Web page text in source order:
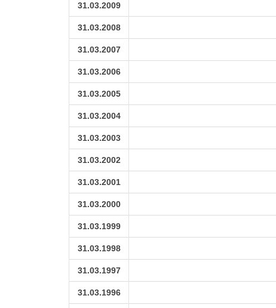
31.03.2009
31.03.2008
31.03.2007
31.03.2006
31.03.2005
31.03.2004
31.03.2003
31.03.2002
31.03.2001
31.03.2000
31.03.1999
31.03.1998
31.03.1997
31.03.1996